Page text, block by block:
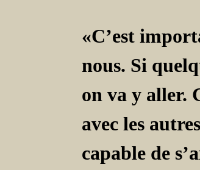
«C’est
nous. Si
on va y aller.
avec les
capable de